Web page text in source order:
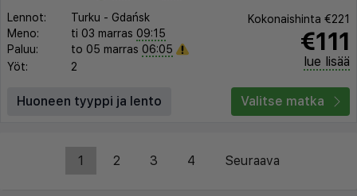
Lennot: Turku - Gdańsk
Meno:
ti 03 marras 09:15
Paluu:
to 05 marras 06:05
Yöt:
2
Kokonaishinta €221
€111
lue lisää
Huoneen tyyppi ja lento Valitse matka
1 2 3 4 Seuraava